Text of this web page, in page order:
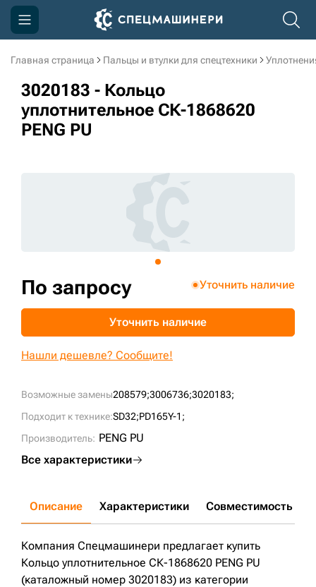
Главная страница Пальцы и втулки для спецтехники
3020183 - Кольцо
уплотнительное СК-1868620
PENG PU
Возможные замены208579;3006736;3020183;
Подходит к технике:SD32;PD165Y-1;
Производитель: PENG PU
Все характеристики
По запросу Уточнить наличие
Уточнить наличие
Нашли дешевле? Сообщите!
Описание Характеристики Совместимость
Компания Спецмашинери предлагает купить
Кольцо уплотнительное СК-1868620 PENG PU
(каталожный номер 3020183) из категории
Компания
Акции
Доставка и оплата
sksale@skdst.ru
+7 (499) 394-50-93